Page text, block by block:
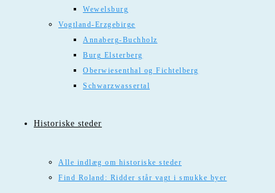
Wewelsburg
Vogtland-Erzgebirge
Annaberg-Buchholz
Burg Elsterberg
Oberwiesenthal og Fichtelberg
Schwarzwassertal
Historiske steder
Alle indlæg om historiske steder
Find Roland: Ridder står vagt i smukke byer